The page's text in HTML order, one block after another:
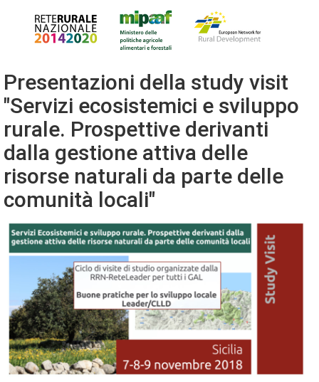
Presentazioni della study visit
"Servizi ecosistemici e sviluppo
rurale. Prospettive derivanti
dalla gestione attiva delle
risorse naturali da parte delle
comunità locali"